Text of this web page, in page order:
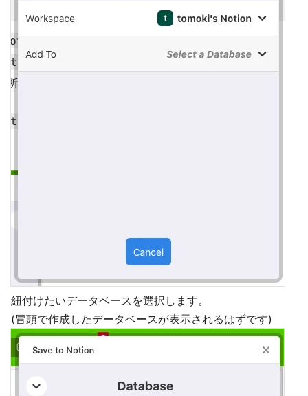
紐付けたいデータベースを選択します。
(冒頭で作成したデータベースが表示されるはずです)